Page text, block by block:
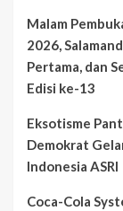
Malam
2026,
Pertama, dan
Edisi ke-13
Eksotisme
Demokrat
Indonesia ASRI
Coca-Cola